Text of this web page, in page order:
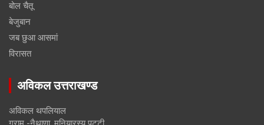
बोल चैतू
बेजुबान
जब छुआ आसमां
विरासत
अविकल उत्तराखण्ड
अविकल थपलियाल